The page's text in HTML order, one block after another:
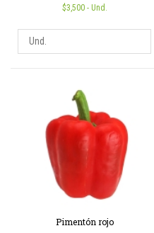
$3,500 - Und.
Pimentón rojo